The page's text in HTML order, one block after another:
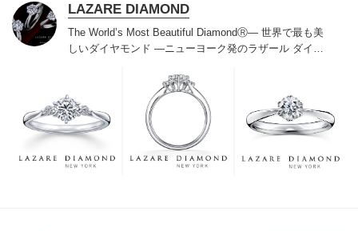
LAZARE DIAMOND
The World’s Most Beautiful DiamondⓇ― 世界で最も美
しいダイヤモンド ―ニューヨーク発のラザール ダイヤ
られ120年を超えた今もなおダイヤモンドの美しい輝き
にこだわり続けています。私たちの願いは、この生涯変
わらないワン＆オンリーの輝きを幸せの象徴として、い
つも、ずっと、身に着けていただくことです。